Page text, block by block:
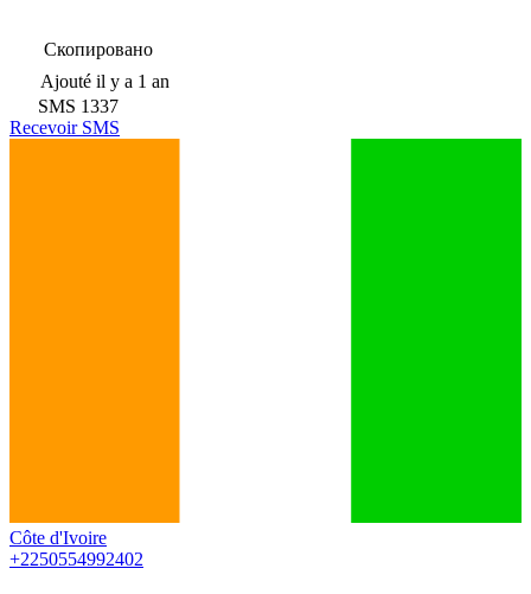
Скопировано
Ajouté il y a 1 an
SMS 1337
Recevoir SMS
Côte d'Ivoire
+2250554992402